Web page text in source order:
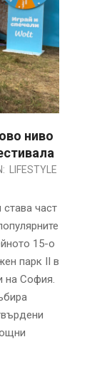
ниво
LIFESTYLE
част
15-о
парк II в
на София.